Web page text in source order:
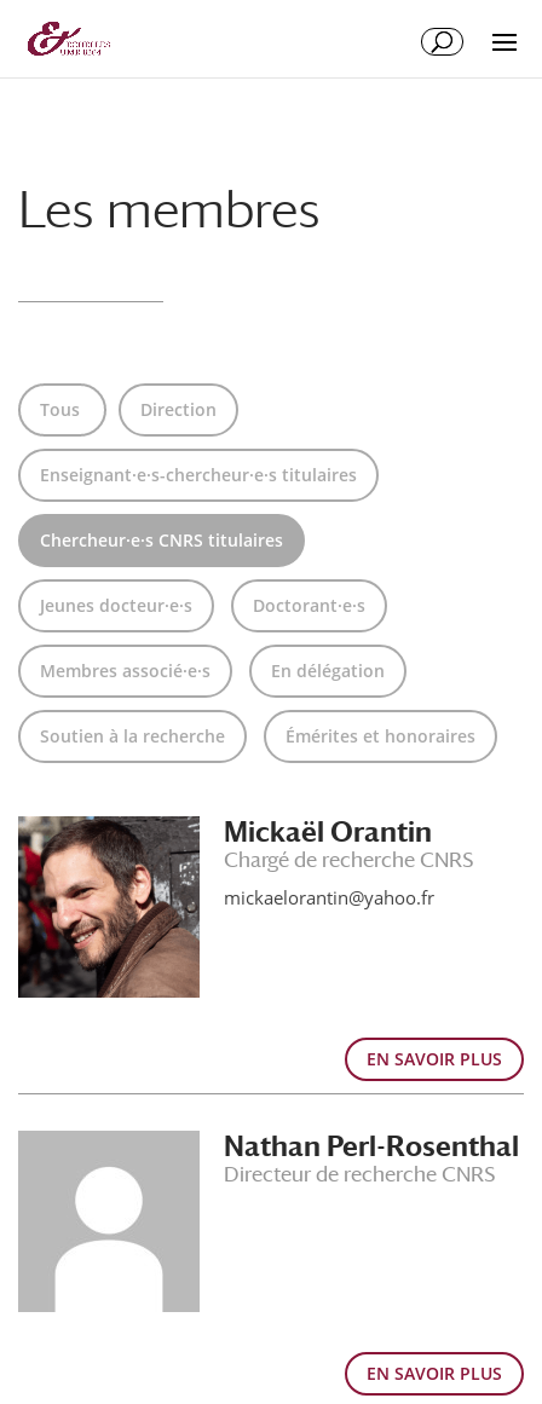
Les membres
Tous Direction
Enseignant·e·s-chercheur·e·s titulaires
Chercheur·e·s CNRS titulaires
Jeunes docteur·e·s Doctorant·e·s
Membres associé·e·s En délégation
Soutien à la recherche Émérites et honoraires
Mickaël Orantin
Chargé de recherche CNRS
mickaelorantin@yahoo.fr
EN SAVOIR PLUS
Nathan Perl-Rosenthal
Directeur de recherche CNRS
EN SAVOIR PLUS